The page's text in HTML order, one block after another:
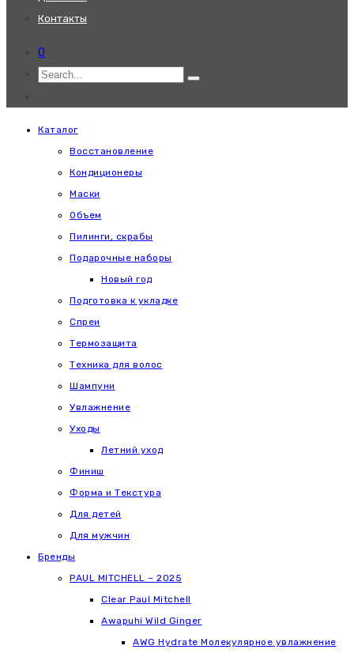
Контакты
0
Каталог
Восстановление
Кондиционеры
Маски
Объем
Пилинги, скрабы
Подарочные наборы
Новый год
Подготовка к укладке
Спреи
Термозащита
Техника для волос
Шампуни
Увлажнение
Уходы
Летний уход
Финиш
Форма и Текстура
Для детей
Для мужчин
Бренды
PAUL MITCHELL – 2025
Clear Paul Mitchell
Awapuhi Wild Ginger
AWG Hydrate Молекулярное увлажнение